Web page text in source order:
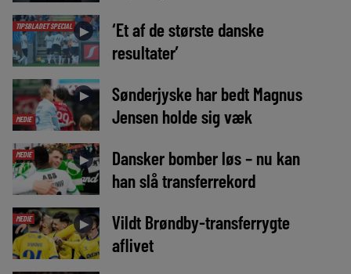
TIPSBLADET SPECIAL ►
‘Et af de største danske
resultater’
MEDIE
►
Sønderjyske har bedt Magnus
Jensen holde sig væk
MEDIE ►
Dansker bomber løs – nu kan
han slå transferrekord
MEDIE ►
Vildt Brøndby-transferrygte
aflivet